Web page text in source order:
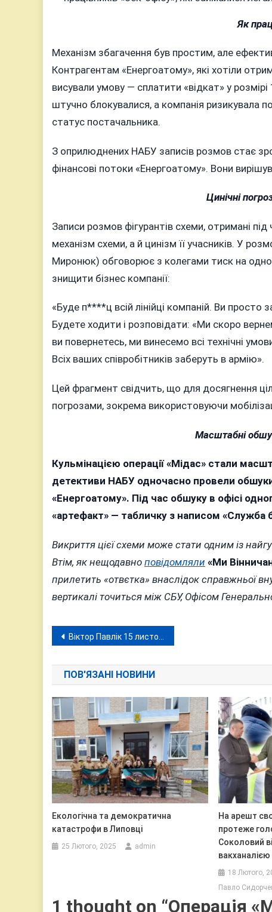
Як
Механізм збагачення був простим, але
Контрагентам «Енергоатому», які хотіли
висували умову — сплатити «відкат» у
штучно блокувалися, а компанія ризикувала
статус постачальника.
З оприлюднених НАБУ записів розмов стає
фінансові потоки «Енергоатому». Вони
Цинічні
Записи розмов фігурантів схеми, отримані
механізм схеми, а й цинізм її учасників. У
Миронюк) обговорює з колегами тиск на
знищити бізнес компанії:
«Буде п****ц всій лінійці компаній. Ви просто
Будете ходити і розповідати: «Ми скоро
ви повернетесь, ми винесемо всі технічні
Всіх ваших співробітників заберуть в армію».
Цей фрагмент свідчить, що для досягнення
погрозами, зокрема використовуючи
Масштабні
Кульмінацією операції «Мідас» стали
детективи НАБУ одночасно провели
«Енергоатому». Під час обшуку в офісі
«артефакт» — табличку з написом
Викриття цієї схеми може стати одним із
Втім, як нещодавно повідомляли «Ми
прилетить «отвєтка» внаслідок справжньої
вертикалі точиться між СБУ, Офісом
Навігація
записів
Віктор Павлік 15 листопада у Вінниці з концертом до 60-річчя: «Це буде вечір-подарунок кожному глядачу!»
ПОВ'ЯЗАНІ НОВИНИ
Екологічна та демократична
катастрофи в Липовці
25 Лютого, 2025 admin
На арешт
протеже
Соколовий
вакханалією
18 Лютого,
Павло
1 thought on “Операція